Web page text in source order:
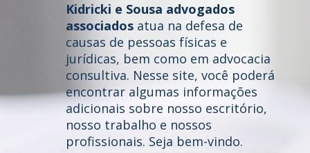
Home
Quem somos
Kidricki e Sousa advogados
associadosatua na defesa de
causas de pessoas físicas e
jurídicas, bem como em advocacia
consultiva. Nesse site, você poderá
encontrar algumas informações
adicionais sobre nosso escritório,
nosso trabalho e nossos
profissionais. Seja bem-vindo.